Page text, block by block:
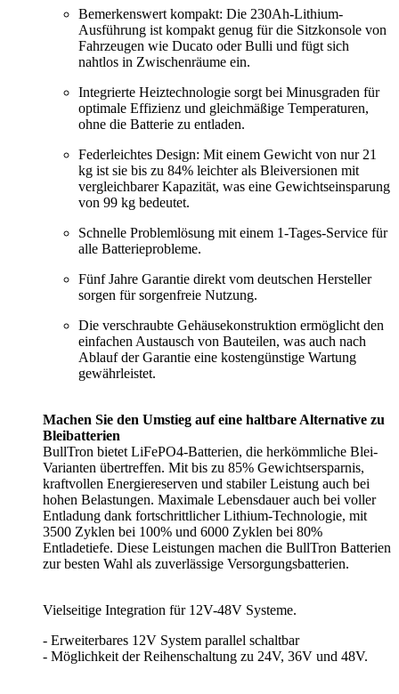
Bemerkenswert kompakt: Die 230Ah-Lithium-
Ausführung ist kompakt genug für die Sitzkonsole von
Fahrzeugen wie Ducato oder Bulli und fügt sich
nahtlos in Zwischenräume ein.
Integrierte Heiztechnologie sorgt bei Minusgraden für
optimale Effizienz und gleichmäßige Temperaturen,
ohne die Batterie zu entladen.
Federleichtes Design: Mit einem Gewicht von nur 21
kg ist sie bis zu 84% leichter als Bleiversionen mit
vergleichbarer Kapazität, was eine Gewichtseinsparung
von 99 kg bedeutet.
Schnelle Problemlösung mit einem 1-Tages-Service für
alle Batterieprobleme.
Fünf Jahre Garantie direkt vom deutschen Hersteller
sorgen für sorgenfreie Nutzung.
Die verschraubte Gehäusekonstruktion ermöglicht den
einfachen Austausch von Bauteilen, was auch nach
Ablauf der Garantie eine kostengünstige Wartung
gewährleistet.
Machen Sie den Umstieg auf eine haltbare Alternative zu
Bleibatterien
BullTron bietet LiFePO4-Batterien, die herkömmliche Blei-
Varianten übertreffen. Mit bis zu 85% Gewichtsersparnis,
kraftvollen Energiereserven und stabiler Leistung auch bei
hohen Belastungen. Maximale Lebensdauer auch bei voller
Entladung dank fortschrittlicher Lithium-Technologie, mit
3500 Zyklen bei 100% und 6000 Zyklen bei 80%
Entladetiefe. Diese Leistungen machen die BullTron Batterien
zur besten Wahl als zuverlässige Versorgungsbatterien.
Vielseitige Integration für 12V-48V Systeme.
- Erweiterbares 12V System parallel schaltbar
- Möglichkeit der Reihenschaltung zu 24V, 36V und 48V.